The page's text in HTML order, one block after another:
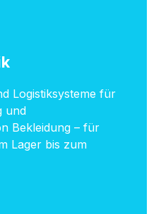
Logistiksysteme für
und
Bekleidung – für
Lager bis zum